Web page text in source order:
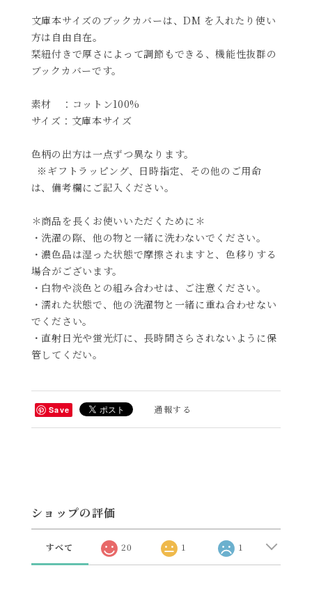
文庫本サイズのブックカバーは、DM を入れたり使い
方は自由自在。
栞紐付きで厚さによって調節もできる、機能性抜群の
ブックカバーです。
素材 ：コットン100%
サイズ：文庫本サイズ
色柄の出方は一点ずつ異なります。
※ギフトラッピング、日時指定、その他のご用命
は、備考欄にご記入ください。
＊商品を長くお使いいただくために＊
・洗濯の際、他の物と一緒に洗わないでください。
・濃色品は湿った状態で摩擦されますと、色移りする
場合がございます。
・白物や淡色との組み合わせは、ご注意ください。
・濡れた状態で、他の洗濯物と一緒に重ね合わせない
でください。
・直射日光や蛍光灯に、長時間さらされないように保
管してくだい。
Save 通報する
ショップの評価
すべて 20 1 1